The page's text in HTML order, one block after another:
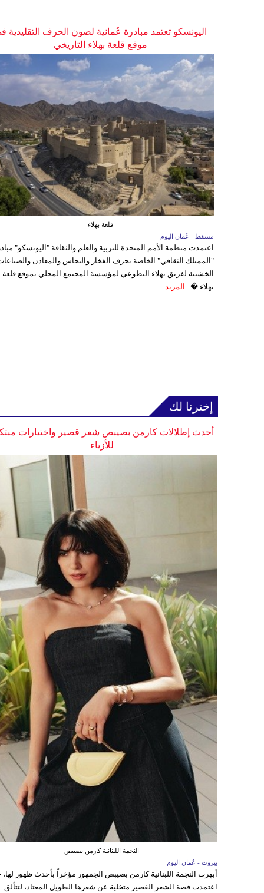
اليونسكو تعتمد مبادرة عُمانية لصون الحرف التقليدية
موقع قلعة بهلاء التاريخي
قلعة بهلاء
مسقط - عُمان اليوم
اعتمدت منظمة الأمم المتحدة للتربية والعلم والثقافة "اليونسكو"
"الممتلك الثقافي" الخاصة بحرف الفخار والنحاس والمعادن
الخشبية لفريق بهلاء التطوعي لمؤسسة المجتمع المحلي بموقع قلعة
بهلاء �... المزيد
إخترنا لك
أحدث إطلالات كارمن بصيبص شعر قصير واختيارات
للأزياء
النجمة اللبنانية كارمن بصيبص
بيروت - عُمان اليوم
أبهرت النجمة اللبنانية كارمن بصيبص الجمهور مؤخراً بأحدث ظهور
اعتمدت قصة الشعر القصير متخلية عن شعرها الطويل المعتاد، لتتألق